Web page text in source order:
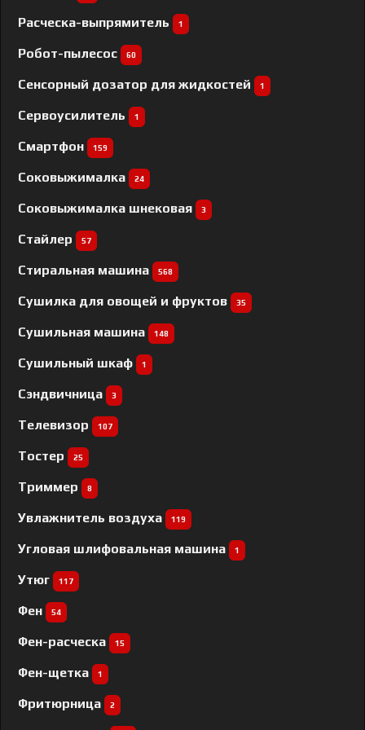
Расческа-выпрямитель 1
Робот-пылесос 60
Сенсорный дозатор для жидкостей 1
Сервоусилитель 1
Смартфон 159
Соковыжималка 24
Соковыжималка шнековая 3
Стайлер 57
Стиральная машина 568
Сушилка для овощей и фруктов 35
Сушильная машина 148
Сушильный шкаф 1
Сэндвичница 3
Телевизор 107
Тостер 25
Триммер 8
Увлажнитель воздуха 119
Угловая шлифовальная машина 1
Утюг 117
Фен 54
Фен-расческа 15
Фен-щетка 1
Фритюрница 2